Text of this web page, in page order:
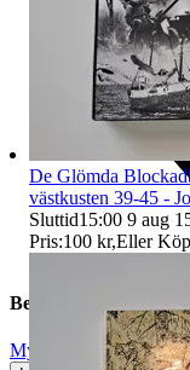
Beskrivning
Mycket gott skick
De Glömda
västkusten 39-45 -
Sluttid15:00 9 aug
Pris:100 kr,Eller